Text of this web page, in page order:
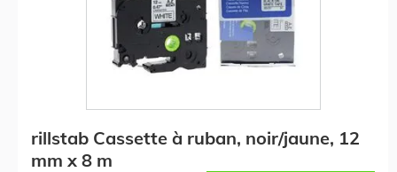
rillstab Cassette à ruban, noir/jaune, 12
mm x 8 m